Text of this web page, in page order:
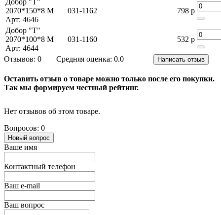
Добор "Т"
2070*150*8 М
Арт: 4646
031-1162 798 р
Добор "Т"
2070*100*8 M
Арт: 4644
031-1160 532 р
Отзывов: 0 Средняя оценка: 0.0 Написать отзыв
Оставить отзыв о товаре можно только после его покупки.
Так мы формируем честный рейтинг.
Нет отзывов об этом товаре.
Вопросов: 0
Новый вопрос
Ваше имя
Контактный телефон
Ваш e-mail
Ваш вопрос